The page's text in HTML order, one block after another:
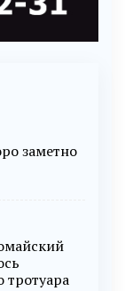
заметно
тротуара